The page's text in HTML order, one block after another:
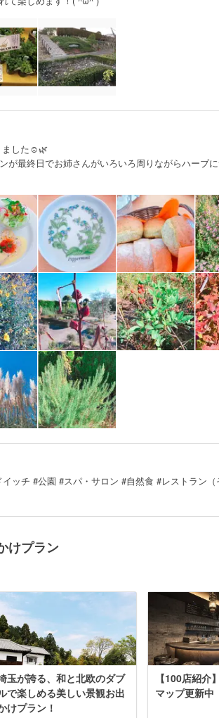
ました☺️🌿
が最終日でお姉さんがいろいろ周りながらハーブ
ッチ #公園 #スパ・サロン #自然食 #レストラン
けプラン
玉が誇る、和と北欧のダブ
で楽しめる美しい景観お出
けプラン！
【100店紹介
マップ更新中